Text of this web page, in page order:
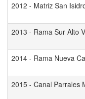
2012 - Matriz San
2013 - Rama Sur Alto
2014 - Rama Nueva
2015 - Canal Parrales